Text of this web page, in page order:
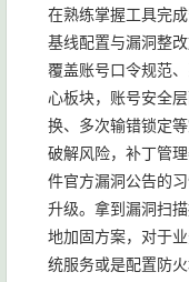
在熟练掌握工具完
基线配置与漏洞整
覆盖账号口令规范
心板块，账号安全
换、多次输错锁定
破解风险，补丁管
件官方漏洞公告的
升级。拿到漏洞扫
地加固方案，对于
统服务或是配置防